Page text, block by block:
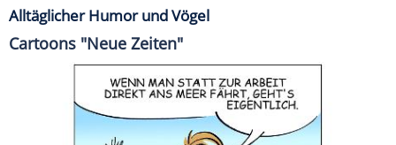
Alltäglicher Humor und Vögel
Cartoons "Neue Zeiten"